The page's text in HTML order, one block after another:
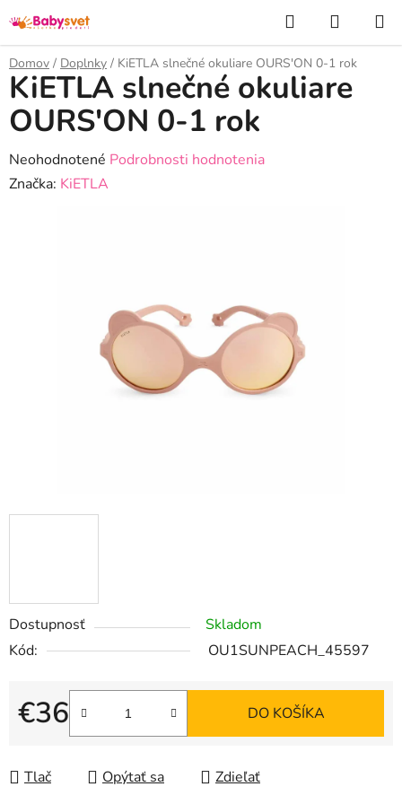
na
obsah
Hľadať
KOŠÍK
Domov / Doplnky / KiETLA slnečné okuliare OURS'ON 0-1 rok
Dostupnosť
Skladom
Kód:
OU1SUNPEACH_45597
€36
Jednotková cena:
DO KOŠÍKA
Tlač Opýtať sa Zdieľať
KiETLA slnečné okuliare
OURS'ON 0-1 rok
Priemerné
hodnotenie
Neohodnotené Podrobnosti hodnotenia
Značka: KiETLA